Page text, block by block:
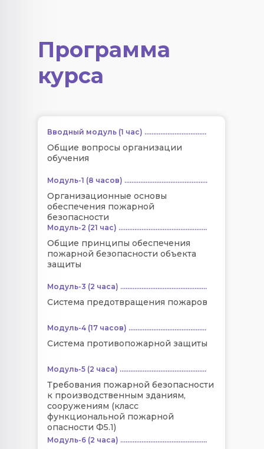
Программа
курса
Вводный модуль (1 час) ...................................
Общие вопросы организации
обучения
Модуль-1 (8 часов) ...............................................
Организационные основы
обеспечения пожарной
безопасности
Общие принципы обеспечения
пожарной безопасности объекта
защиты
Модуль-2 (21 час) ..................................................
Система предотвращения пожаров
Модуль-3 (2 часа) .................................................
Система противопожарной защиты
Модуль-4 (17 часов) ............................................
Требования пожарной безопасности
к производственным зданиям,
сооружениям (класс
функциональной пожарной
опасности Ф5.1)
Модуль-5 (2 часа) .................................................
Модуль-6 (2 часа) .................................................